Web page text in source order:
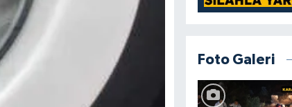
Foto Galeri